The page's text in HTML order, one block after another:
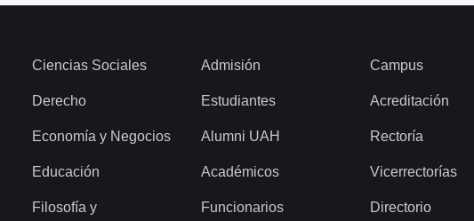
Ciencias Sociales
Derecho
Economía y Negocios
Educación
Filosofía y
Admisión
Estudiantes
Alumni UAH
Académicos
Funcionarios
Campus
Acreditación
Rectoría
Vicerrectorías
Directorio